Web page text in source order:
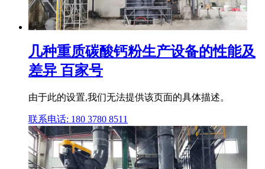
几种重质碳酸钙粉生产设备的性能及
差异 百家号
由于此的设置,我们无法提供该页面的具体描述。
联系电话: 180 3780 8511